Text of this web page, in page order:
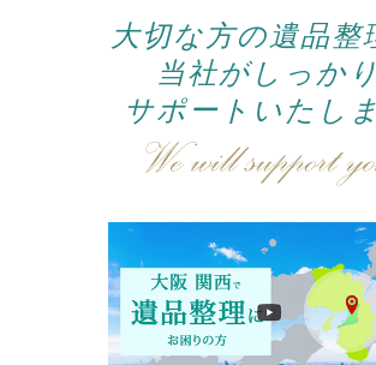
大切な方の遺品整
当社がしっかり
サポートいたし